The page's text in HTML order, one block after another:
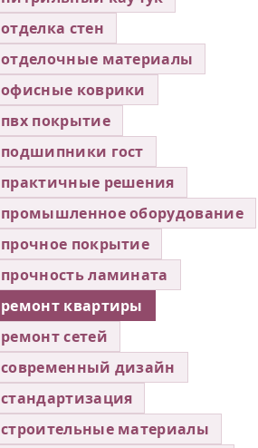
отделка стен
отделочные материалы
офисные коврики
пвх покрытие
подшипники гост
практичные решения
промышленное оборудование
прочное покрытие
прочность ламината
ремонт квартиры
ремонт сетей
современный дизайн
стандартизация
строительные материалы